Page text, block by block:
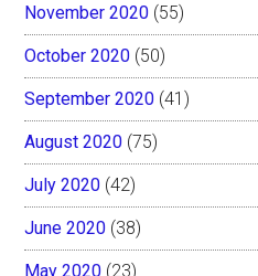
November 2020 (55)
October 2020 (50)
September 2020 (41)
August 2020 (75)
July 2020 (42)
June 2020 (38)
May 2020 (23)